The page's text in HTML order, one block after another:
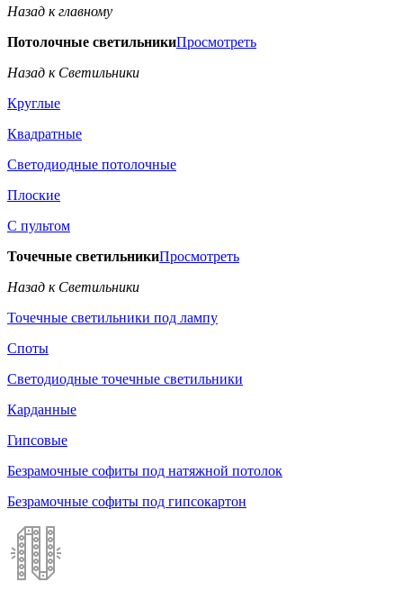
Назад к главному
Потолочные светильникиПросмотреть
Назад к Светильники
Круглые
Квадратные
Светодиодные потолочные
Плоские
С пультом
Точечные светильникиПросмотреть
Назад к Светильники
Точечные светильники под лампу
Споты
Светодиодные точечные светильники
Карданные
Гипсовые
Безрамочные софиты под натяжной потолок
Безрамочные софиты под гипсокартон